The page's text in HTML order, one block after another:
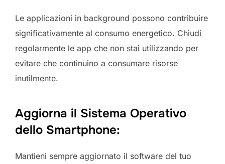
Le applicazioni in background possono contribuire
significativamente al consumo energetico. Chiudi
regolarmente le app che non stai utilizzando per
evitare che continuino a consumare risorse
inutilmente.
Aggiorna il Sistema Operativo
dello Smartphone:
Mantieni sempre aggiornato il software del tuo